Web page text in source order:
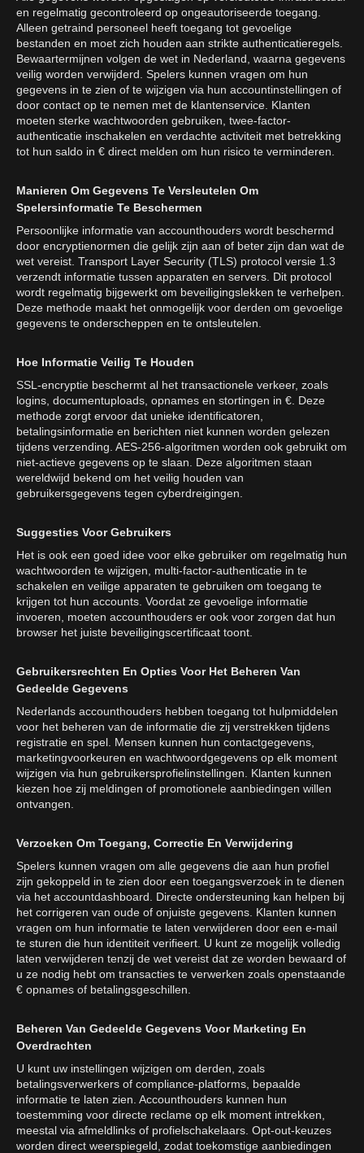
en regelmatig gecontroleerd op ongeautoriseerde toegang.
Alleen getraind personeel heeft toegang tot gevoelige
bestanden en moet zich houden aan strikte authenticatieregels.
Bewaartermijnen volgen de wet in Nederland, waarna gegevens
veilig worden verwijderd. Spelers kunnen vragen om hun
gegevens in te zien of te wijzigen via hun accountinstellingen of
door contact op te nemen met de klantenservice. Klanten
moeten sterke wachtwoorden gebruiken, twee-factor-
authenticatie inschakelen en verdachte activiteit met betrekking
tot hun saldo in € direct melden om hun risico te verminderen.
Manieren Om Gegevens Te Versleutelen Om
Spelersinformatie Te Beschermen
Persoonlijke informatie van accounthouders wordt beschermd
door encryptienormen die gelijk zijn aan of beter zijn dan wat de
wet vereist. Transport Layer Security (TLS) protocol versie 1.3
verzendt informatie tussen apparaten en servers. Dit protocol
wordt regelmatig bijgewerkt om beveiligingslekken te verhelpen.
Deze methode maakt het onmogelijk voor derden om gevoelige
gegevens te onderscheppen en te ontsleutelen.
Hoe Informatie Veilig Te Houden
SSL-encryptie beschermt al het transactionele verkeer, zoals
logins, documentuploads, opnames en stortingen in €. Deze
methode zorgt ervoor dat unieke identificatoren,
betalingsinformatie en berichten niet kunnen worden gelezen
tijdens verzending. AES-256-algoritmen worden ook gebruikt om
niet-actieve gegevens op te slaan. Deze algoritmen staan
wereldwijd bekend om het veilig houden van
gebruikersgegevens tegen cyberdreigingen.
Suggesties Voor Gebruikers
Het is ook een goed idee voor elke gebruiker om regelmatig hun
wachtwoorden te wijzigen, multi-factor-authenticatie in te
schakelen en veilige apparaten te gebruiken om toegang te
krijgen tot hun accounts. Voordat ze gevoelige informatie
invoeren, moeten accounthouders er ook voor zorgen dat hun
browser het juiste beveiligingscertificaat toont.
Gebruikersrechten En Opties Voor Het Beheren Van
Gedeelde Gegevens
Nederlands accounthouders hebben toegang tot hulpmiddelen
voor het beheren van de informatie die zij verstrekken tijdens
registratie en spel. Mensen kunnen hun contactgegevens,
marketingvoorkeuren en wachtwoordgegevens op elk moment
wijzigen via hun gebruikersprofielinstellingen. Klanten kunnen
kiezen hoe zij meldingen of promotionele aanbiedingen willen
ontvangen.
Verzoeken Om Toegang, Correctie En Verwijdering
Spelers kunnen vragen om alle gegevens die aan hun profiel
zijn gekoppeld in te zien door een toegangsverzoek in te dienen
via het accountdashboard. Directe ondersteuning kan helpen bij
het corrigeren van oude of onjuiste gegevens. Klanten kunnen
vragen om hun informatie te laten verwijderen door een e-mail
te sturen die hun identiteit verifieert. U kunt ze mogelijk volledig
laten verwijderen tenzij de wet vereist dat ze worden bewaard of
u ze nodig hebt om transacties te verwerken zoals openstaande
€ opnames of betalingsgeschillen.
Beheren Van Gedeelde Gegevens Voor Marketing En
Overdrachten
U kunt uw instellingen wijzigen om derden, zoals
betalingsverwerkers of compliance-platforms, bepaalde
informatie te laten zien. Accounthouders kunnen hun
toestemming voor directe reclame op elk moment intrekken,
meestal via afmeldlinks of profielschakelaars. Opt-out-keuzes
worden direct weerspiegeld, zodat toekomstige aanbiedingen